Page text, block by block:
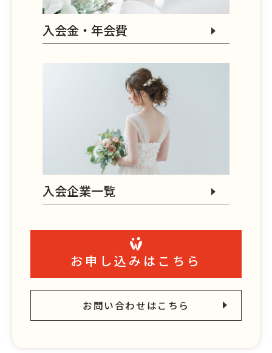
入会金・年会費
入会企業一覧
お申し込みはこちら
お問い合わせはこちら